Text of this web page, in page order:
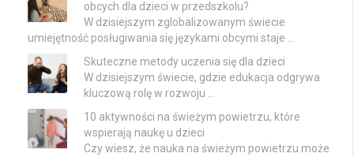
obcych dla dzieci w przedszkolu?
W dzisiejszym zglobalizowanym świecie
umiejętność posługiwania się językami obcymi staje …
Skuteczne metody uczenia się dla dzieci
W dzisiejszym świecie, gdzie edukacja odgrywa
kluczową rolę w rozwoju …
10 aktywności na świeżym powietrzu, które
wspierają naukę u dzieci
Czy wiesz, że nauka na świeżym powietrzu może